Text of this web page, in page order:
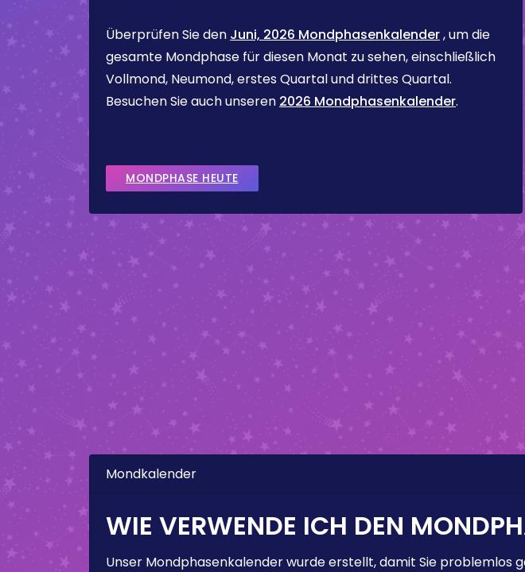
Überprüfen Sie den Juni, 2026 Mondphasenkalender, um die
gesamte Mondphase für diesen Monat zu sehen, einschließlich
Vollmond, Neumond, erstes Quartal und drittes Quartal.
Besuchen Sie auch unseren 2026 Mondphasenkalender.
MONDPHASE HEUTE
Mondkalender
WIE VERWENDE ICH DEN
Unser Mondphasenkalender wurde erstellt, damit Sie problemlos